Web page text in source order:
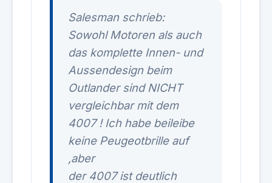
Salesman schrieb:
Sowohl Motoren als auch
das komplette Innen- und
Aussendesign beim
Outlander sind NICHT
vergleichbar mit dem
4007 ! Ich habe beileibe
keine Peugeotbrille auf
,aber
der 4007 ist deutlich